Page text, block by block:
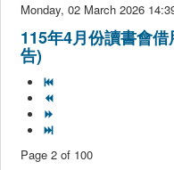
Monday, 02 March 2026
115年4月份讀書會
告)
Page 2 of 100